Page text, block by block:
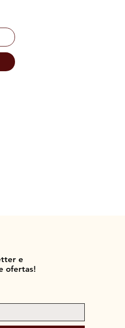
e
ofertas!